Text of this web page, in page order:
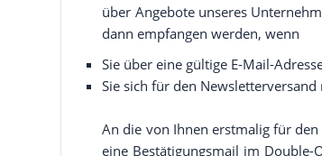
über Angebote unseres
dann empfangen werden, wenn
Sie über eine gültige E-Mail-
Sie sich für den Newsletterversand
An die von Ihnen erstmalig für
eine Bestätigungsmail im Double-